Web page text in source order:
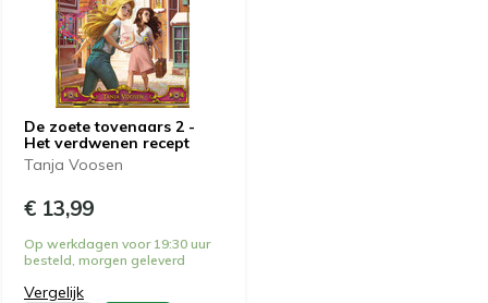
De zoete tovenaars 2 -
Het verdwenen recept
Tanja Voosen
€ 13,99
Op werkdagen voor 19:30 uur
besteld, morgen geleverd
Vergelijk